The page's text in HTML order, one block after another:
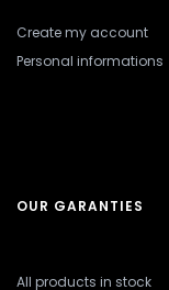
Create my account
Personal informations
OUR GARANTIES
All products in stock